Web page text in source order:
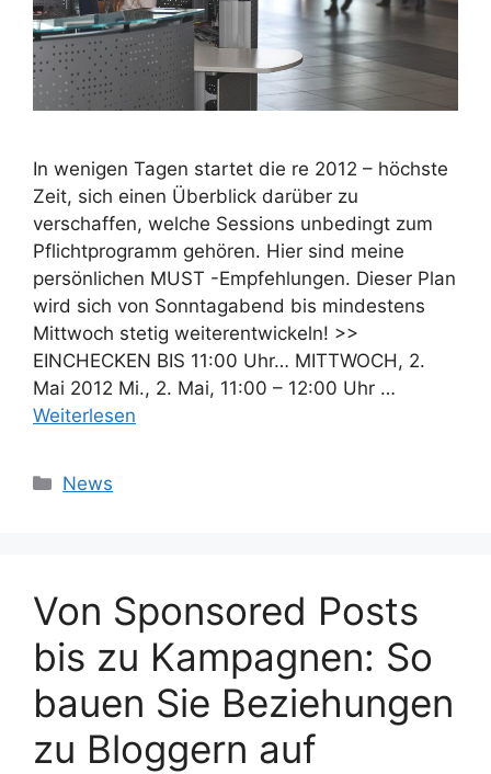
In wenigen Tagen startet die re 2012 – höchste
Zeit, sich einen Überblick darüber zu
verschaffen, welche Sessions unbedingt zum
Pflichtprogramm gehören. Hier sind meine
persönlichen MUST -Empfehlungen. Dieser Plan
wird sich von Sonntagabend bis mindestens
Mittwoch stetig weiterentwickeln! >>
EINCHECKEN BIS 11:00 Uhr… MITTWOCH, 2.
Mai 2012 Mi., 2. Mai, 11:00 – 12:00 Uhr …
Weiterlesen
Kategorien
News
Von Sponsored Posts
bis zu Kampagnen: So
bauen Sie Beziehungen
zu Bloggern auf